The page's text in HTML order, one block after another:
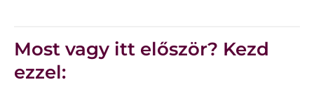
Most vagy itt először? Kezd
ezzel: